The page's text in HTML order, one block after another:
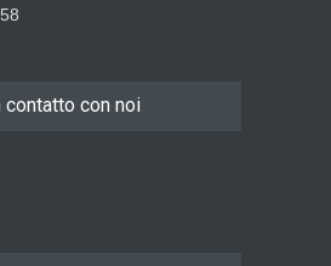
con noi